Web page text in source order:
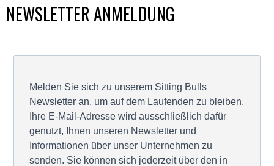
NEWSLETTER ANMELDUNG
Melden Sie sich zu unserem Sitting Bulls
Newsletter an, um auf dem Laufenden zu bleiben.
Ihre E-Mail-Adresse wird ausschließlich dafür
genutzt, Ihnen unseren Newsletter und
Informationen über unser Unternehmen zu
senden. Sie können sich jederzeit über den in